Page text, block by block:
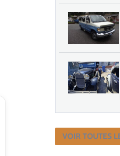
VOIR TOUTES